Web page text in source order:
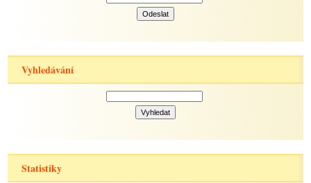
Vyhledávání
Statistiky